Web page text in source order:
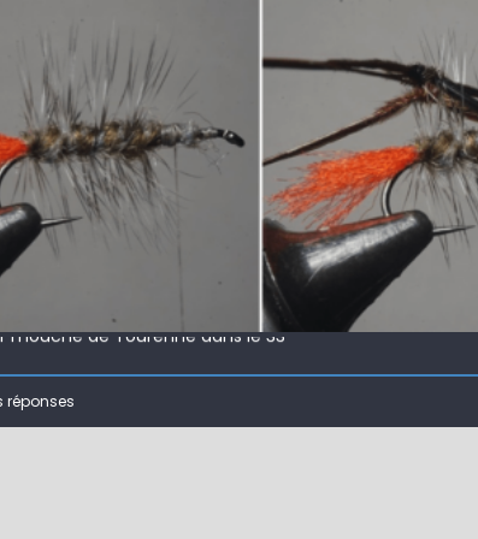
mouche de Tourenne dans le 33
( 63 )
réponses